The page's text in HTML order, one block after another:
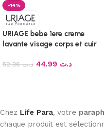
-14%
URIAGE bebe 1ere creme
lavante visage corps et cuir
د.ت52.36 د.ت
Chez Life Para, votre
chaque produit est